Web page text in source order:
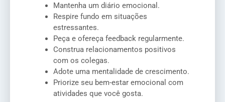
Mantenha um diário emocional.
Respire fundo em situações
estressantes.
Peça e ofereça feedback regularmente.
Construa relacionamentos positivos
com os colegas.
Adote uma mentalidade de crescimento.
Priorize seu bem-estar emocional com
atividades que você gosta.